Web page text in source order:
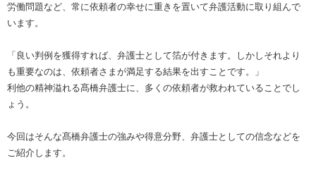
労働問題など、常に依頼者の幸せに重きを置いて弁護活動に取り組んで
います。
「良い判例を獲得すれば、弁護士として箔が付きます。しかしそれより
も重要なのは、依頼者さまが満足する結果を出すことです。」
利他の精神溢れる髙橋弁護士に、多くの依頼者が救われていることでし
ょう。
今回はそんな髙橋弁護士の強みや得意分野、弁護士としての信念などを
ご紹介します。